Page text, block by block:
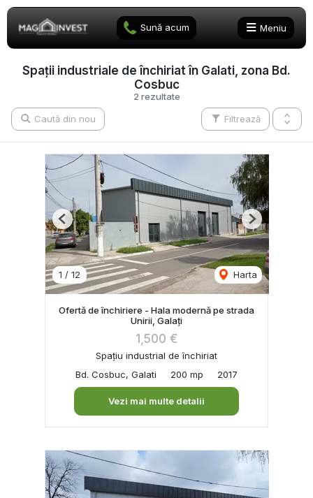
Sună acum Meniu
2 rezultate
Spații industriale de închiriat în Galati, zona Bd.
Cosbuc
Filtrează
Caută din nou
1 / 12 Harta
Previous Next
Ofertă de închiriere - Hala modernă pe strada
Unirii, Galați
1,500 €
Spațiu industrial de închiriat
Bd. Cosbuc, Galati
200 mp 2017
Vezi mai multe detalii